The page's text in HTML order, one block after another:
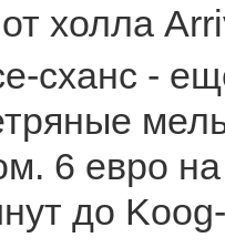
холла
сханс -
6 евро
до